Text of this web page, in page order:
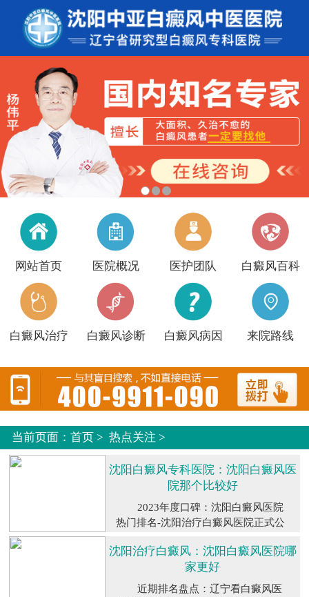
网站首页 医院概况 医护团队 白癜风百科
白癜风治疗 白癜风诊断 白癜风病因 来院路线
当前页面： 首页> 热点关注 >
沈阳白癜风专科医院：沈阳白癜风医
院那个比较好
2023年度口碑：沈阳白癜风医院
热门排名-沈阳治疗白癜风医院正式公
白癜风的医院有1、沈阳中亚白癜风医
院2、沈阳白癜风3、沈阳交大第二附
属医院4、沈阳中亚白癜风专科医院
沈阳治疗白癜风：沈阳白癜风医院哪
家更好
近期排名盘点：辽宁看白癜风医